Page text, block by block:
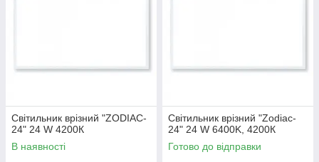
Світильник врізний "ZODIAC-
24" 24 W 4200К
В наявності
Світильник врізний "Zodiac-
24" 24 W 6400K, 4200К
Готово до відправки